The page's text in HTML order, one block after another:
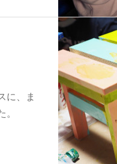
に、ま